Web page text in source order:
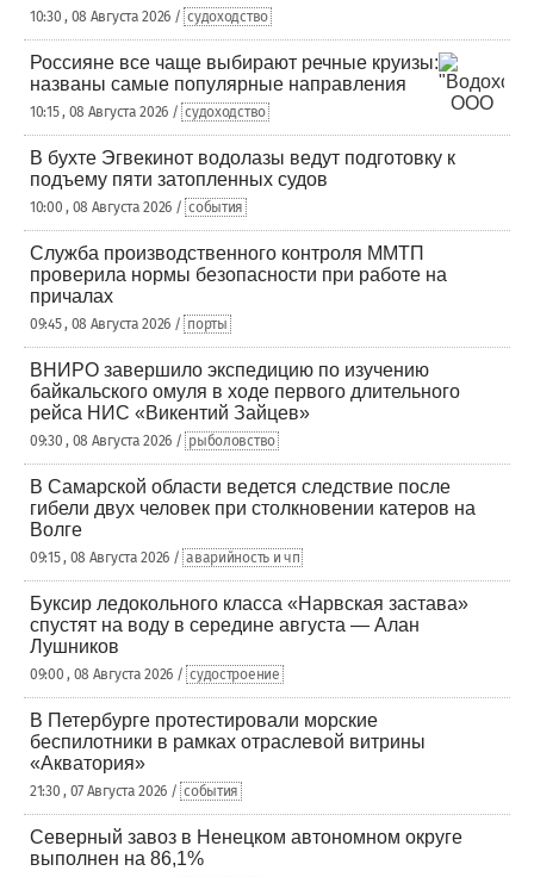
10:30 , 08 Августа 2026 / судоходство
Россияне все чаще выбирают речные круизы:
названы самые популярные направления
10:15 , 08 Августа 2026 / судоходство
В бухте Эгвекинот водолазы ведут подготовку к
подъему пяти затопленных судов
10:00 , 08 Августа 2026 / события
Служба производственного контроля ММТП
проверила нормы безопасности при работе на
причалах
09:45 , 08 Августа 2026 / порты
ВНИРО завершило экспедицию по изучению
байкальского омуля в ходе первого длительного
рейса НИС «Викентий Зайцев»
09:30 , 08 Августа 2026 / рыболовство
В Самарской области ведется следствие после
гибели двух человек при столкновении катеров на
Волге
09:15 , 08 Августа 2026 / аварийность и чп
Буксир ледокольного класса «Нарвская застава»
спустят на воду в середине августа — Алан
Лушников
09:00 , 08 Августа 2026 / судостроение
В Петербурге протестировали морские
беспилотники в рамках отраслевой витрины
«Акватория»
21:30 , 07 Августа 2026 / события
Северный завоз в Ненецком автономном округе
выполнен на 86,1%